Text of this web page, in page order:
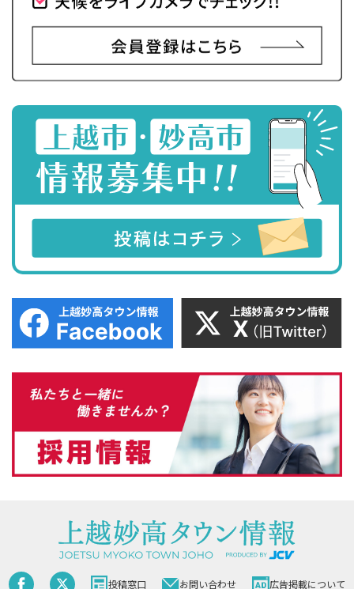
投稿窓口 お問い合わせ 広告掲載について